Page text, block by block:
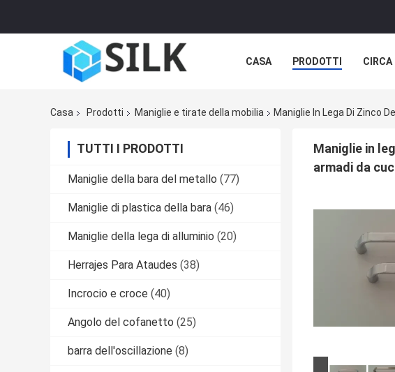
CASA PRODOTTI CIRCA
Casa Prodotti Maniglie e tirate della mobilia Maniglie In Lega Di Zinco
TUTTI I PRODOTTI
Maniglie della bara del metallo (77)
Maniglie di plastica della bara (46)
Maniglie della lega di alluminio (20)
Herrajes Para Ataudes (38)
Incrocio e croce (40)
Angolo del cofanetto (25)
barra dell'oscillazione (8)
Maniglie in
armadi da